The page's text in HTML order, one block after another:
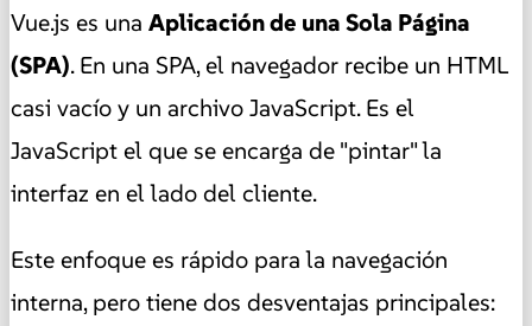
Vue.js es una Aplicación de una Sola Página
(SPA). En una SPA, el navegador recibe un HTML
casi vacío y un archivo JavaScript. Es el
JavaScript el que se encarga de "pintar" la
interfaz en el lado del cliente.
Este enfoque es rápido para la navegación
interna, pero tiene dos desventajas principales: